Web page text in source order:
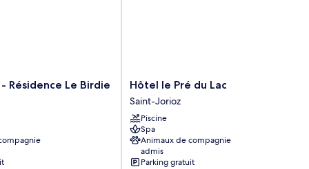
Résidence Le Birdie
Hôtel
le
Pré
du
Lac
Saint-
Jorioz
Hôtel le Pré du Lac
Saint-Jorioz
Piscine
Spa
Animaux de compagnie
admis
Parking gratuit